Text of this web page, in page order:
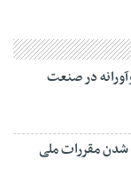
در صنعت
شدن مقررات ملی